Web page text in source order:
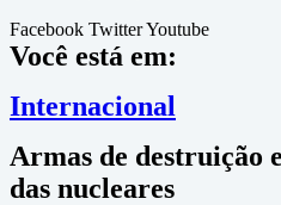
Facebook TwitterYoutube
Você está em:
Internacional
Armas de destruição
das nucleares